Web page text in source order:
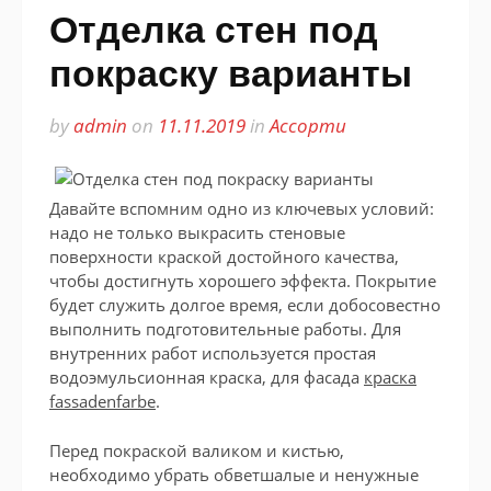
Отделка стен под
покраску варианты
byadmin on 11.11.2019inАссорти
Давайте вспомним одно из ключевых условий:
надо не только выкрасить стеновые
поверхности краской достойного качества,
чтобы достигнуть хорошего эффекта. Покрытие
будет служить долгое время, если добосовестно
выполнить подготовительные работы. Для
внутренних работ используется простая
водоэмульсионная краска, для фасада краска
fassadenfarbe.
Перед покраской валиком и кистью,
необходимо убрать обветшалые и ненужные